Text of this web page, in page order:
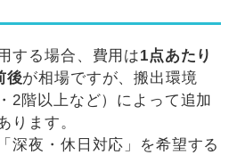
する場合、費用は1点あたり
後が相場ですが、搬出環境
2階以上など）によって追加
ります。
深夜・休日対応」を希望する